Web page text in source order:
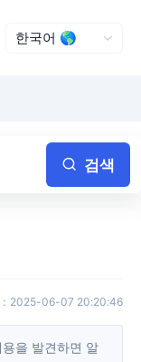
검색
： 2025-06-07 20:20:46